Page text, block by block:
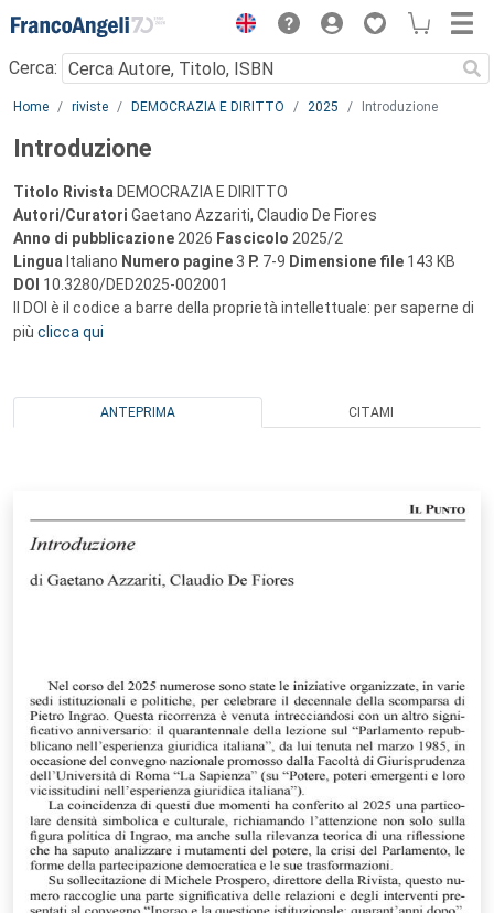
Menu
Cerca:
Main content
Home riviste DEMOCRAZIA E DIRITTO 2025 Introduzione
Introduzione
Titolo Rivista DEMOCRAZIA E DIRITTO
Autori/Curatori Gaetano Azzariti, Claudio De Fiores
Anno di pubblicazione 2026 Fascicolo 2025/2
Lingua Italiano Numero pagine 3 P. 7-9 Dimensione file 143 KB
DOI 10.3280/DED2025-002001
Il DOI è il codice a barre della proprietà intellettuale: per saperne di
più clicca qui
ANTEPRIMA CITAMI